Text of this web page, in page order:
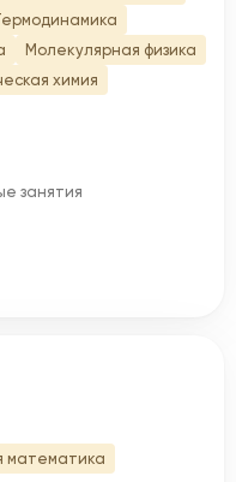
Молекулярная физика
химия
занятия
математика